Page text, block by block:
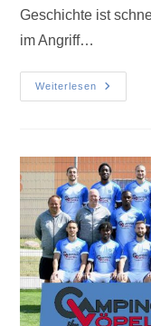
Geschichte ist
im Angriff…
Weiterlesen